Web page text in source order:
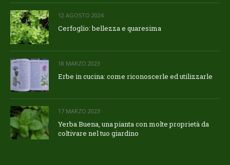
12 AGOSTO 2024
Cerfoglio: bellezza e quaresima
18 MARZO 2023
Erbe in cucina: come riconoscerle ed utilizzarle
17 MARZO 2023
Yerba Buena, una pianta con molte proprietà da
coltivare nel tuo giardino